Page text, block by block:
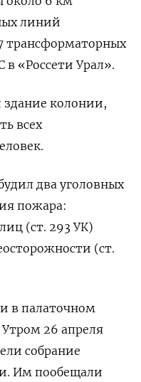
линий
трансформаторных
в «Россети Урал».
здание колонии,
всех
два уголовных
пожара:
(ст. 293 УК)
(ст.
в палаточном
26 апреля
собрание
Им пообещали